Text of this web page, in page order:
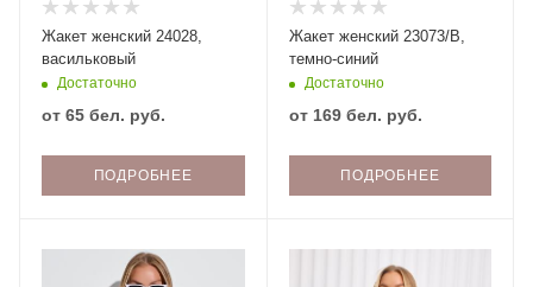
Жакет женский 24028,
васильковый
Достаточно
от 65 бел. руб.
ПОДРОБНЕЕ
Жакет женский 23073/В,
темно-синий
Достаточно
от 169 бел. руб.
ПОДРОБНЕЕ